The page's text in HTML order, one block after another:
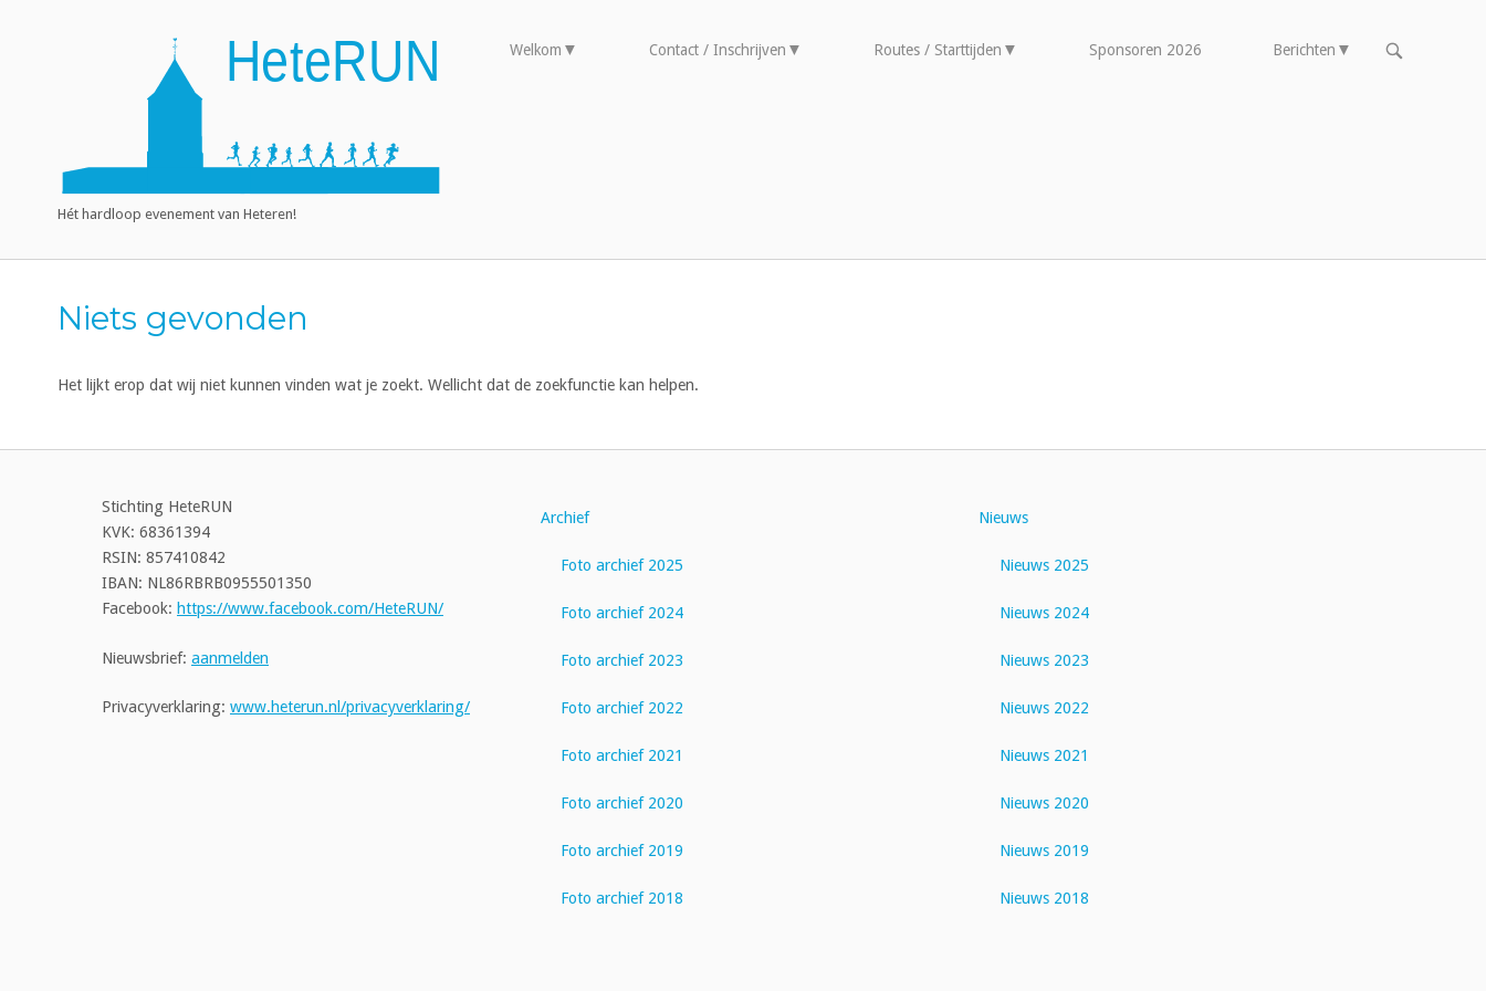
Hét hardloop evenement van Heteren!
Welkom Contact / Inschrijven Routes / Starttijden Sponsoren 2026 Berichten
OPEN
Niets gevonden
Het lijkt erop dat wij niet kunnen vinden wat je zoekt. Wellicht dat de zoekfunctie kan helpen.
Stichting HeteRUN
KVK: 68361394
RSIN: 857410842
IBAN: NL86RBRB0955501350
Facebook: https://www.facebook.com/HeteRUN/
Nieuwsbrief: aanmelden
Privacyverklaring: www.heterun.nl/privacyverklaring/
Archief
Foto archief 2025
Foto archief 2024
Foto archief 2023
Foto archief 2022
Foto archief 2021
Foto archief 2020
Foto archief 2019
Foto archief 2018
Nieuws
Nieuws 2025
Nieuws 2024
Nieuws 2023
Nieuws 2022
Nieuws 2021
Nieuws 2020
Nieuws 2019
Nieuws 2018